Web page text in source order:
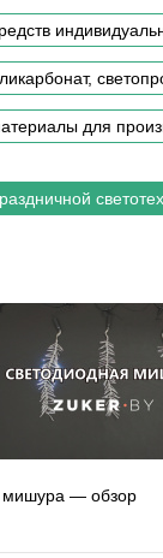
для
мишура — обзор